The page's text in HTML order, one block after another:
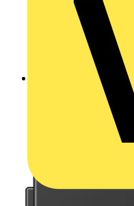
Zurück zu Produkte